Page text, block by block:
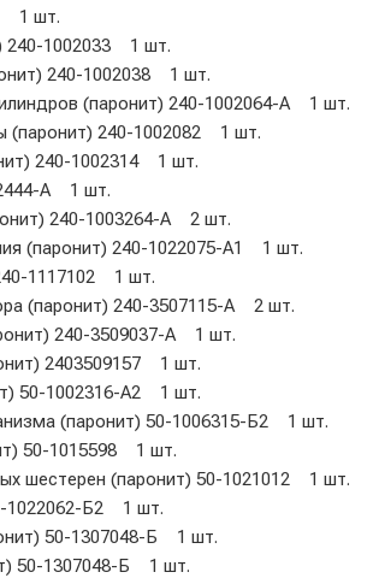
1 шт.
240-1002033 1 шт.
240-1002038 1 шт.
(паронит) 240-1002064-А 1 шт.
(паронит) 240-1002082 1 шт.
240-1002314 1 шт.
А 1 шт.
240-1003264-А 2 шт.
(паронит) 240-1022075-А1 1 шт.
1117102 1 шт.
(паронит) 240-3507115-А 2 шт.
240-3509037-А 1 шт.
2403509157 1 шт.
50-1002316-А2 1 шт.
(паронит) 50-1006315-Б2 1 шт.
50-1015598 1 шт.
шестерен (паронит) 50-1021012 1 шт.
1022062-Б2 1 шт.
50-1307048-Б 1 шт.
50-1307048-Б 1 шт.